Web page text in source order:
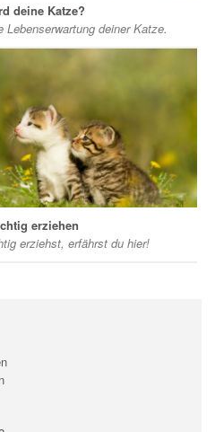
deine Katze?
deiner Katze.
erziehen
erziehst, erfährst du hier!